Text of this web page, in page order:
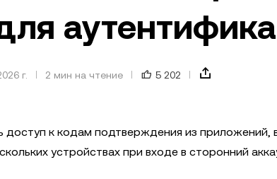
г. 2 мин на чтение 5 202
доступ к кодам подтверждения из приложений,
устройствах при входе в сторонний